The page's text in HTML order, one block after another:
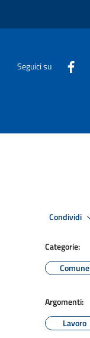
Seguici su
Condividi
Categorie:
Comune
Argomenti:
Lavoro